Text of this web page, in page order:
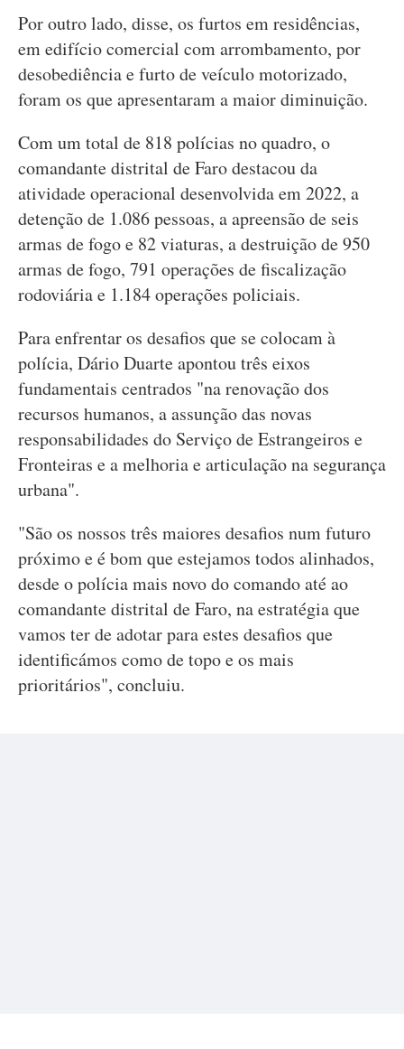
Por outro lado, disse, os furtos em residências,
em edifício comercial com arrombamento, por
desobediência e furto de veículo motorizado,
foram os que apresentaram a maior diminuição.
Com um total de 818 polícias no quadro, o
comandante distrital de Faro destacou da
atividade operacional desenvolvida em 2022, a
detenção de 1.086 pessoas, a apreensão de seis
armas de fogo e 82 viaturas, a destruição de 950
armas de fogo, 791 operações de fiscalização
rodoviária e 1.184 operações policiais.
Para enfrentar os desafios que se colocam à
polícia, Dário Duarte apontou três eixos
fundamentais centrados "na renovação dos
recursos humanos, a assunção das novas
responsabilidades do Serviço de Estrangeiros e
Fronteiras e a melhoria e articulação na segurança
urbana".
"São os nossos três maiores desafios num futuro
próximo e é bom que estejamos todos alinhados,
desde o polícia mais novo do comando até ao
comandante distrital de Faro, na estratégia que
vamos ter de adotar para estes desafios que
identificámos como de topo e os mais
prioritários", concluiu.